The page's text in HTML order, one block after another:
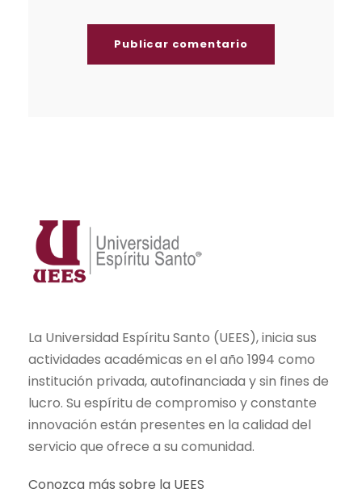
La Universidad Espíritu Santo (UEES), inicia sus
actividades académicas en el año 1994 como
institución privada, autofinanciada y sin fines de
lucro. Su espíritu de compromiso y constante
innovación están presentes en la calidad del
servicio que ofrece a su comunidad.
Conozca más sobre la UEES